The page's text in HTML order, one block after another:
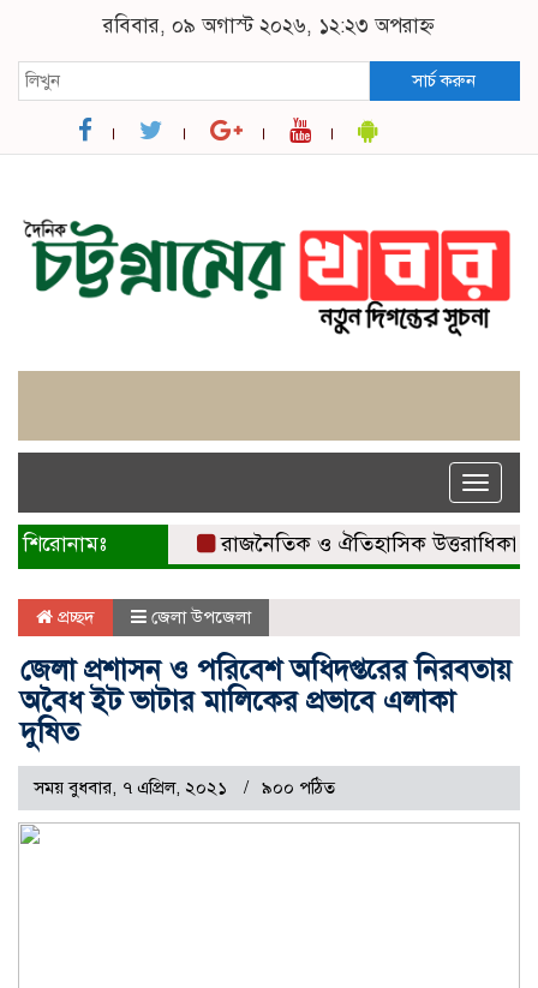
রবিবার, ০৯ অগাস্ট ২০২৬, ১২:২৩ অপরাহ্ন
সার্চ করুন
Toggle
শিরোনামঃ রাজনৈতিক ও ঐতিহাসিক উত্তরাধিকারের
প্রচ্ছদ জেলা উপজেলা
জেলা প্রশাসন ও পরিবেশ অধিদপ্তরের নিরবতায়
অবৈধ ইট ভাটার মালিকের প্রভাবে এলাকা
দুষিত
সময় বুধবার, ৭ এপ্রিল, ২০২১ ৯০০ পঠিত